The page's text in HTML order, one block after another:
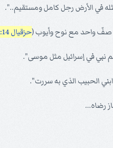
في الأرض رجل كامل ومستقيم..".
صفّ واحد مع نوح وأيوب (حزقيال 14: 14
نبي في إسرائيل مثل موسى".
الحبيب الذي به سررت".
رضاه...